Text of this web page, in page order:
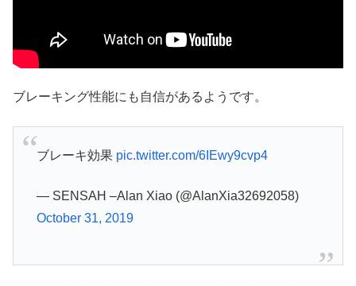
ブレーキング性能にも自信があるようです。
ブレーキ効果 pic.twitter.com/6IEwy9cvp4
— SENSAH –Alan Xiao (@AlanXia32692058)
October 31, 2019